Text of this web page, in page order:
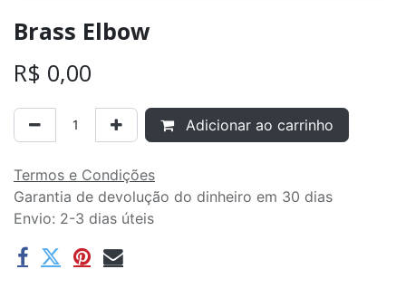
Brass Elbow
R$ 0,00
Adicionar ao carrinho
Termos e Condições
Garantia de devolução do dinheiro em 30 dias
Envio: 2-3 dias úteis